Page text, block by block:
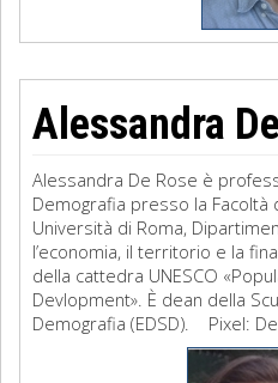
Alessandra
Alessandra De Rose è
Demografia presso la Facoltà
Università di Roma,
l’economia, il territorio e la
della cattedra UNESCO
Devlopment». È dean della
Demografia (EDSD). Pixel: